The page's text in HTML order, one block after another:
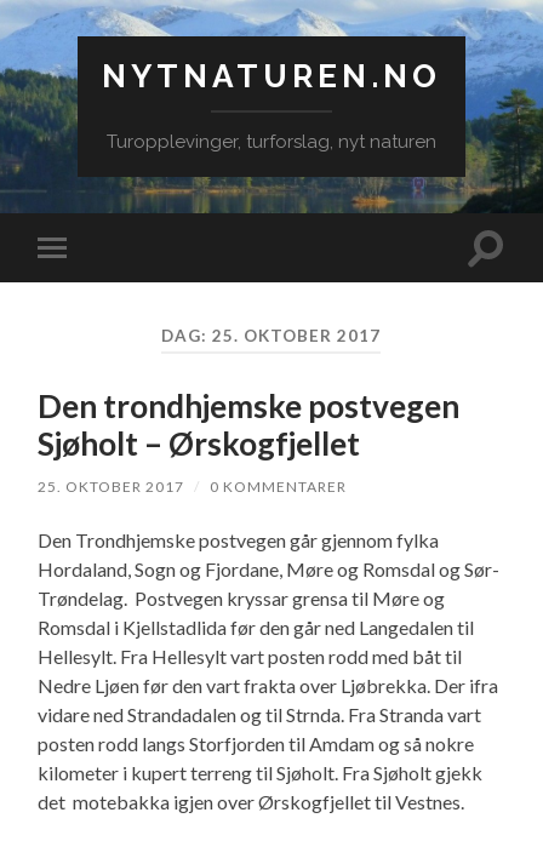
NYTNATUREN.NO
Turopplevinger, turforslag, nyt naturen
Veksle
mobilmeny
Veksle
DAG:25. OKTOBER 2017
Den trondhjemske postvegen
Sjøholt – Ørskogfjellet
25. OKTOBER 2017 / 0 KOMMENTARER
Den Trondhjemske postvegen går gjennom fylka
Hordaland, Sogn og Fjordane, Møre og Romsdal og Sør-
Trøndelag. Postvegen kryssar grensa til Møre og
Romsdal i Kjellstadlida før den går ned Langedalen til
Hellesylt. Fra Hellesylt vart posten rodd med båt til
Nedre Ljøen før den vart frakta over Ljøbrekka. Der ifra
vidare ned Strandadalen og til Strnda. Fra Stranda vart
posten rodd langs Storfjorden til Amdam og så nokre
kilometer i kupert terreng til Sjøholt. Fra Sjøholt gjekk
det motebakka igjen over Ørskogfjellet til Vestnes.